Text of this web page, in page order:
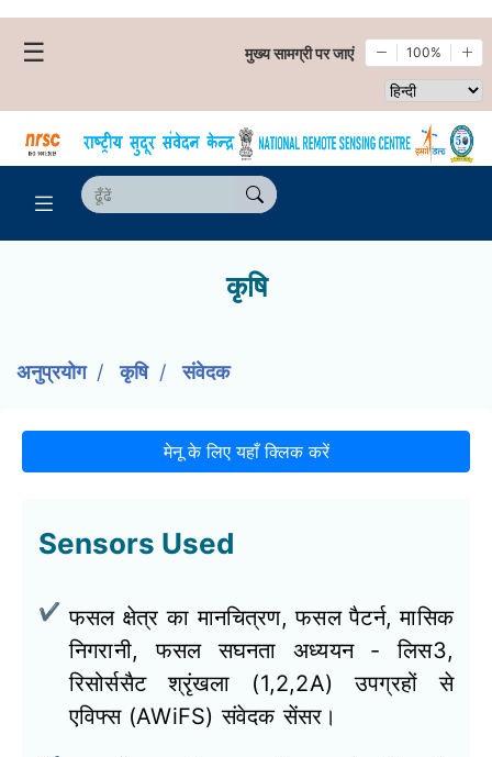
☰ मुख्य सामग्री पर जाएं 100%
Select
कृषि
अनुप्रयोग कृषि संवेदक
मेनू के लिए यहाँ क्लिक करें
Sensors Used
फसल क्षेत्र का मानचित्रण, फसल पैटर्न, मासिक
निगरानी, ​​फसल सघनता अध्ययन - लिस3,
रिसोर्ससैट श्रृंखला (1,2,2A) उपग्रहों से
एविफ्स (AWiFS) संवेदक सेंसर।